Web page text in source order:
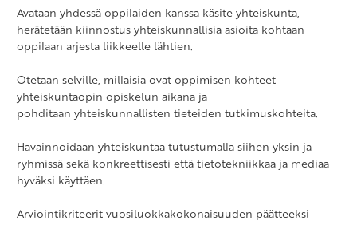
Avataan yhdessä oppilaiden kanssa käsite yhteiskunta,
herätetään kiinnostus yhteiskunnallisia asioita kohtaan
oppilaan arjesta liikkeelle lähtien.
Otetaan selville, millaisia ovat oppimisen kohteet
yhteiskuntaopin opiskelun aikana ja
pohditaan yhteiskunnallisten tieteiden tutkimuskohteita.
Havainnoidaan yhteiskuntaa tutustumalla siihen yksin ja
ryhmissä sekä konkreettisesti että tietotekniikkaa ja mediaa
hyväksi käyttäen.
Arviointikriteerit vuosiluokkakokonaisuuden päätteeksi